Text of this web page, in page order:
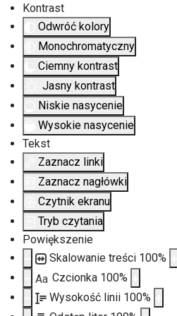
Kontrast
Odwróć kolory
Monochromatyczny
Ciemny kontrast
Jasny kontrast
Niskie nasycenie
Wysokie nasycenie
Tekst
Zaznacz linki
Zaznacz nagłówki
Czytnik ekranu
Tryb czytania
Powiększenie
Skalowanie treści 100%
Aa Czcionka 100%
Wysokość linii 100%